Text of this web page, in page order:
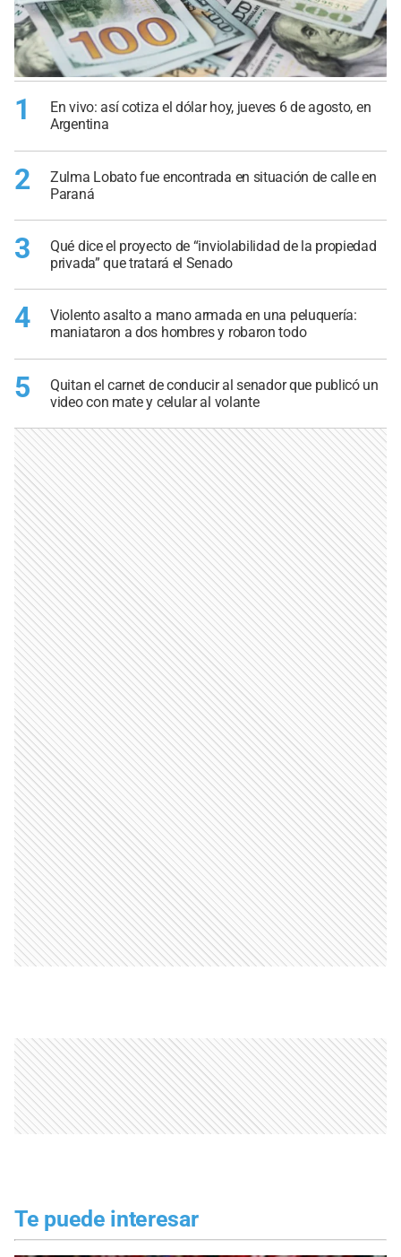
1
En vivo: así cotiza el dólar hoy, jueves 6 de agosto, en
Argentina
2
Zulma Lobato fue encontrada en situación de calle en
Paraná
3
Qué dice el proyecto de “inviolabilidad de la propiedad
privada” que tratará el Senado
4
Violento asalto a mano armada en una peluquería:
maniataron a dos hombres y robaron todo
5
Quitan el carnet de conducir al senador que publicó un
video con mate y celular al volante
Te puede interesar